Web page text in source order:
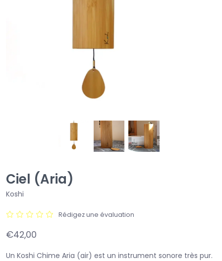
Ciel (Aria)
Koshi
Rédigez une évaluation
€42,00
Un Koshi Chime Aria (air) est un instrument sonore très pur.